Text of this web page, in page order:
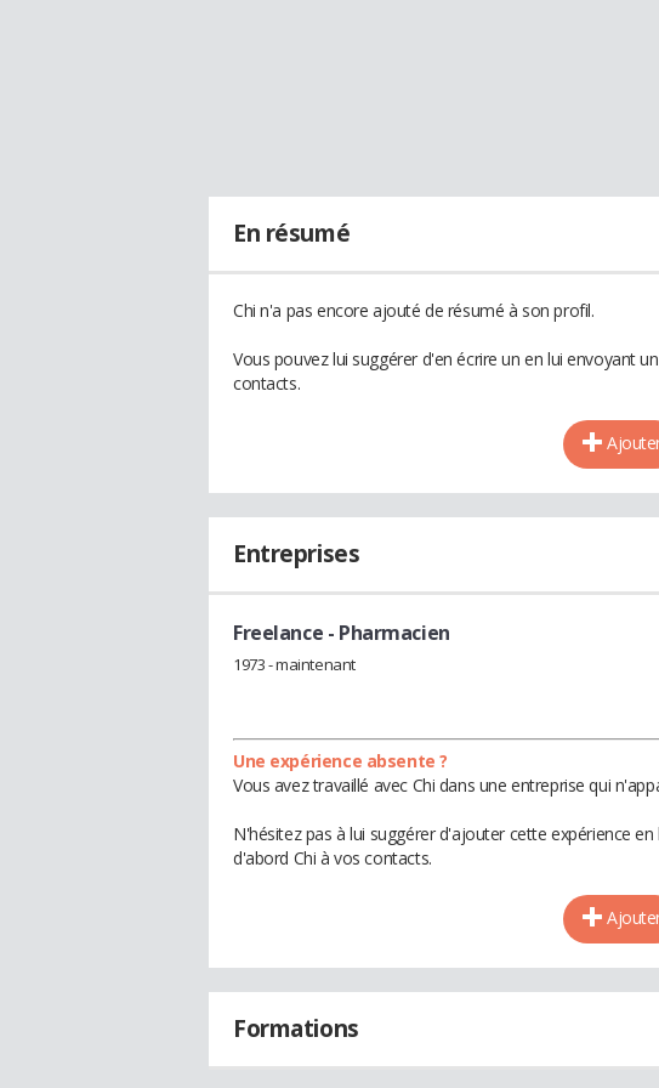
En résumé
Chi n'a pas encore ajouté de résumé à son profil.
Vous pouvez lui suggérer d'en écrire un en lui envoyant
contacts.
Entreprises
Freelance - Pharmacien
1973 - maintenant
Une expérience absente ?
Vous avez travaillé avec Chi dans une entreprise qui
N'hésitez pas à lui suggérer d'ajouter cette expérience
d'abord Chi à vos contacts.
Formations